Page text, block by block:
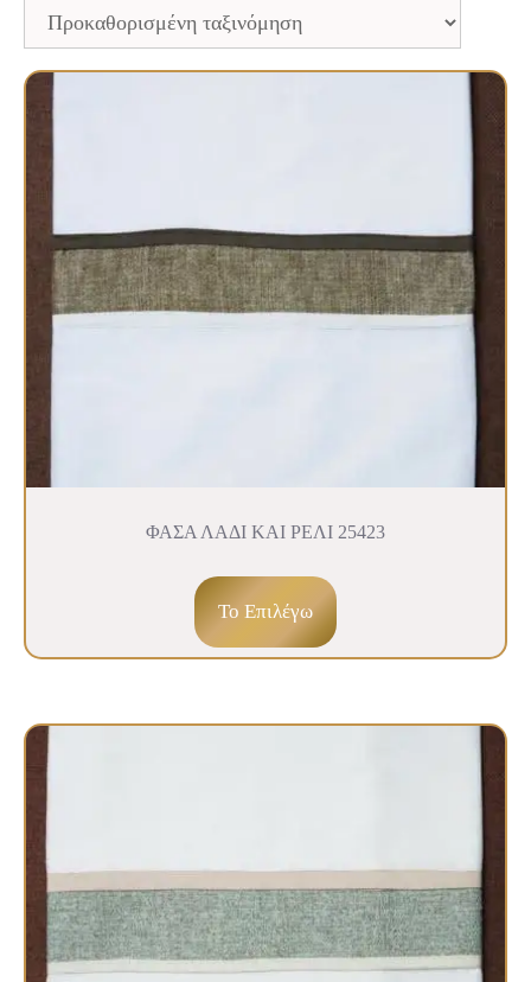
ΦΑΣΑ ΛΑΔΙ ΚΑΙ ΡΕΛΙ 25423
To Επιλέγω